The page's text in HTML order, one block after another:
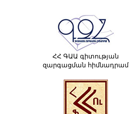
ՀՀ ԳԱԱ գիտության
զարգացման հիմնադրամ